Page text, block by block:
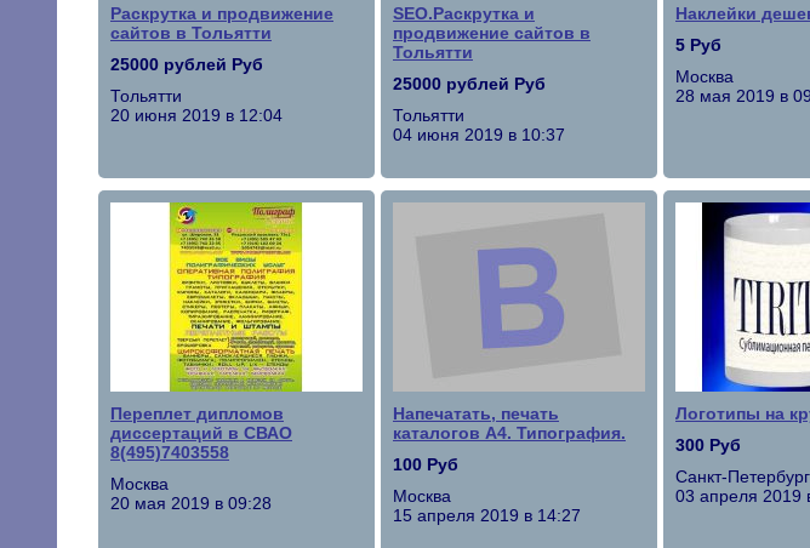
Раскрутка и продвижение
сайтов в Тольятти
25000 рублей Руб
Тольятти
20 июня 2019 в 12:04
SEO.Раскрутка и
продвижение сайтов в
Тольятти
25000 рублей Руб
Тольятти
04 июня 2019 в 10:37
Наклейки
5 Руб
Москва
28 мая 2019 в
Переплет дипломов
диссертаций в СВАО
8(495)7403558
Москва
20 мая 2019 в 09:28
Напечатать, печать
каталогов А4. Типография.
100 Руб
Москва
15 апреля 2019 в 14:27
Логотипы на
300 Руб
Санкт-Петербург
03 апреля 2019